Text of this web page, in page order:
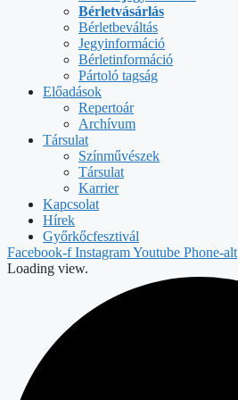
Bérletvásárlás
Bérletbeváltás
Jegyinformáció
Bérletinformáció
Pártoló tagság
Előadások
Repertoár
Archívum
Társulat
Színművészek
Társulat
Karrier
Kapcsolat
Hírek
Győrkőcfesztivál
Facebook-f InstagramYoutube Phone-alt
Loading view.